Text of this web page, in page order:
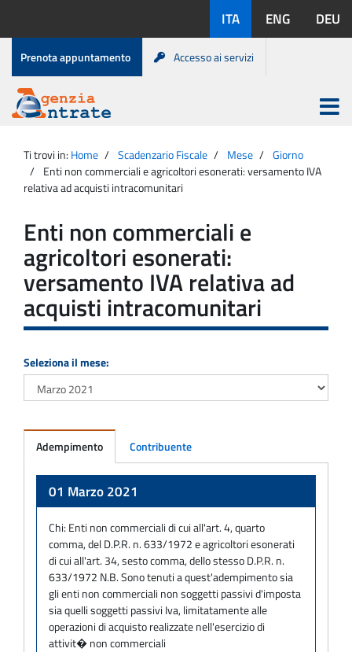
contenuto
disponibili:
ITA ENG DEU
Menu
di
servizio
Prenota appuntamento Accesso ai servizi
Agenzia
Entrate
Apri
menu
principale
Ti trovi in: Home Scadenzario Fiscale Mese
Giorno
Enti non commerciali e agricoltori esonerati: versamento IVA
relativa ad acquisti intracomunitari
Enti non commerciali e
agricoltori esonerati:
versamento IVA relativa ad
acquisti intracomunitari
Seleziona il mese:
Adempimento Contribuente
01 Marzo 2021
Chi: Enti non commerciali di cui all'art. 4, quarto
comma, del D.P.R. n. 633/1972 e agricoltori esonerati
di cui all'art. 34, sesto comma, dello stesso D.P.R. n.
633/1972 N.B. Sono tenuti a quest'adempimento sia
gli enti non commerciali non soggetti passivi d'imposta
sia quelli soggetti passivi Iva, limitatamente alle
operazioni di acquisto realizzate nell'esercizio di
attivit� non commerciali